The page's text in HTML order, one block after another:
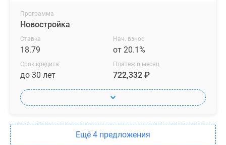
Программа
Новостройка
Ставка
18.79
Нач. взнос
от 20.1%
Срок кредита
до 30 лет
Платеж в месяц
722,332 ₽
Ещё 4 предложения